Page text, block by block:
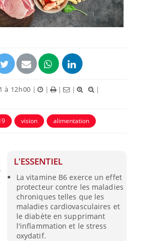
à 12h00 | | | |
|
vision alimentation
L'ESSENTIEL
La vitamine B6 exerce un effet
protecteur contre les maladies
chroniques telles que les
maladies cardiovasculaires et
le diabète en supprimant
l'inflammation et le stress
oxydatif.